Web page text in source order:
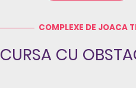
COMPLEXE DE JOACA
CURSA CU